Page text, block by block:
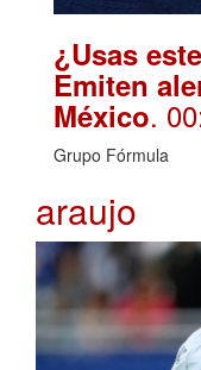
¿Usas
Emiten
México.
Grupo Fórmula
araujo